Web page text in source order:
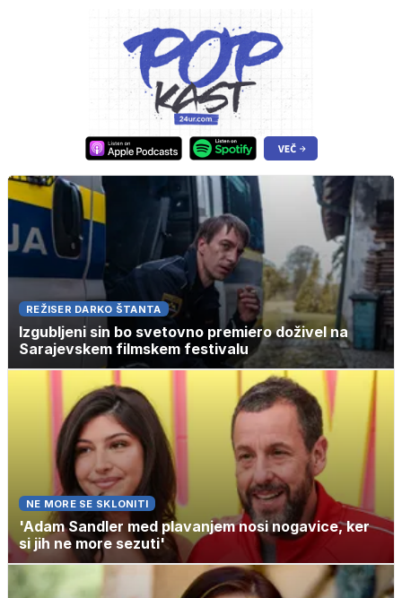
REŽISER DARKO ŠTANTA
Izgubljeni sin bo svetovno premiero doživel na
Sarajevskem filmskem festivalu
NE MORE SE SKLONITI
'Adam Sandler med plavanjem nosi nogavice, ker
si jih ne more sezuti'